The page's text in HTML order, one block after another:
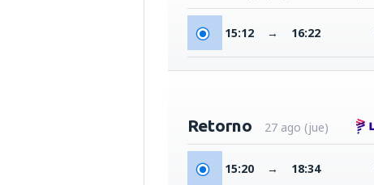
15:12 → 16:22
Retorno 27 ago (jue)
15:20 → 18:34